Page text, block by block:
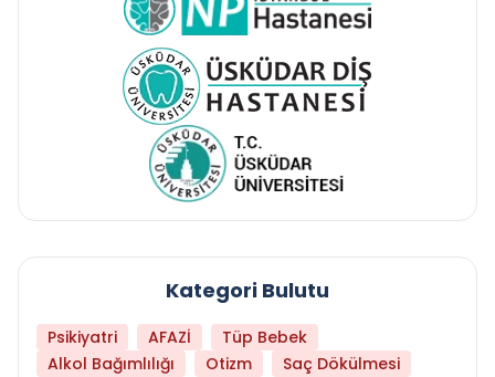
Kategori Bulutu
Psikiyatri AFAZİ
Tüp Bebek
Alkol Bağımlılığı
Otizm
Saç Dökülmesi